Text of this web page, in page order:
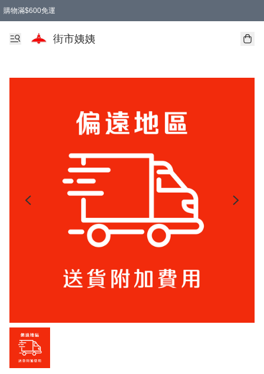
購物滿$600免運
街市姨姨